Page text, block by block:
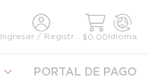
Ingresar / Registrarse$0.00Idioma
PORTAL DE PAGO